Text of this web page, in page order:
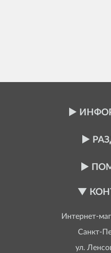
Интернет-
Санкт-
ул.